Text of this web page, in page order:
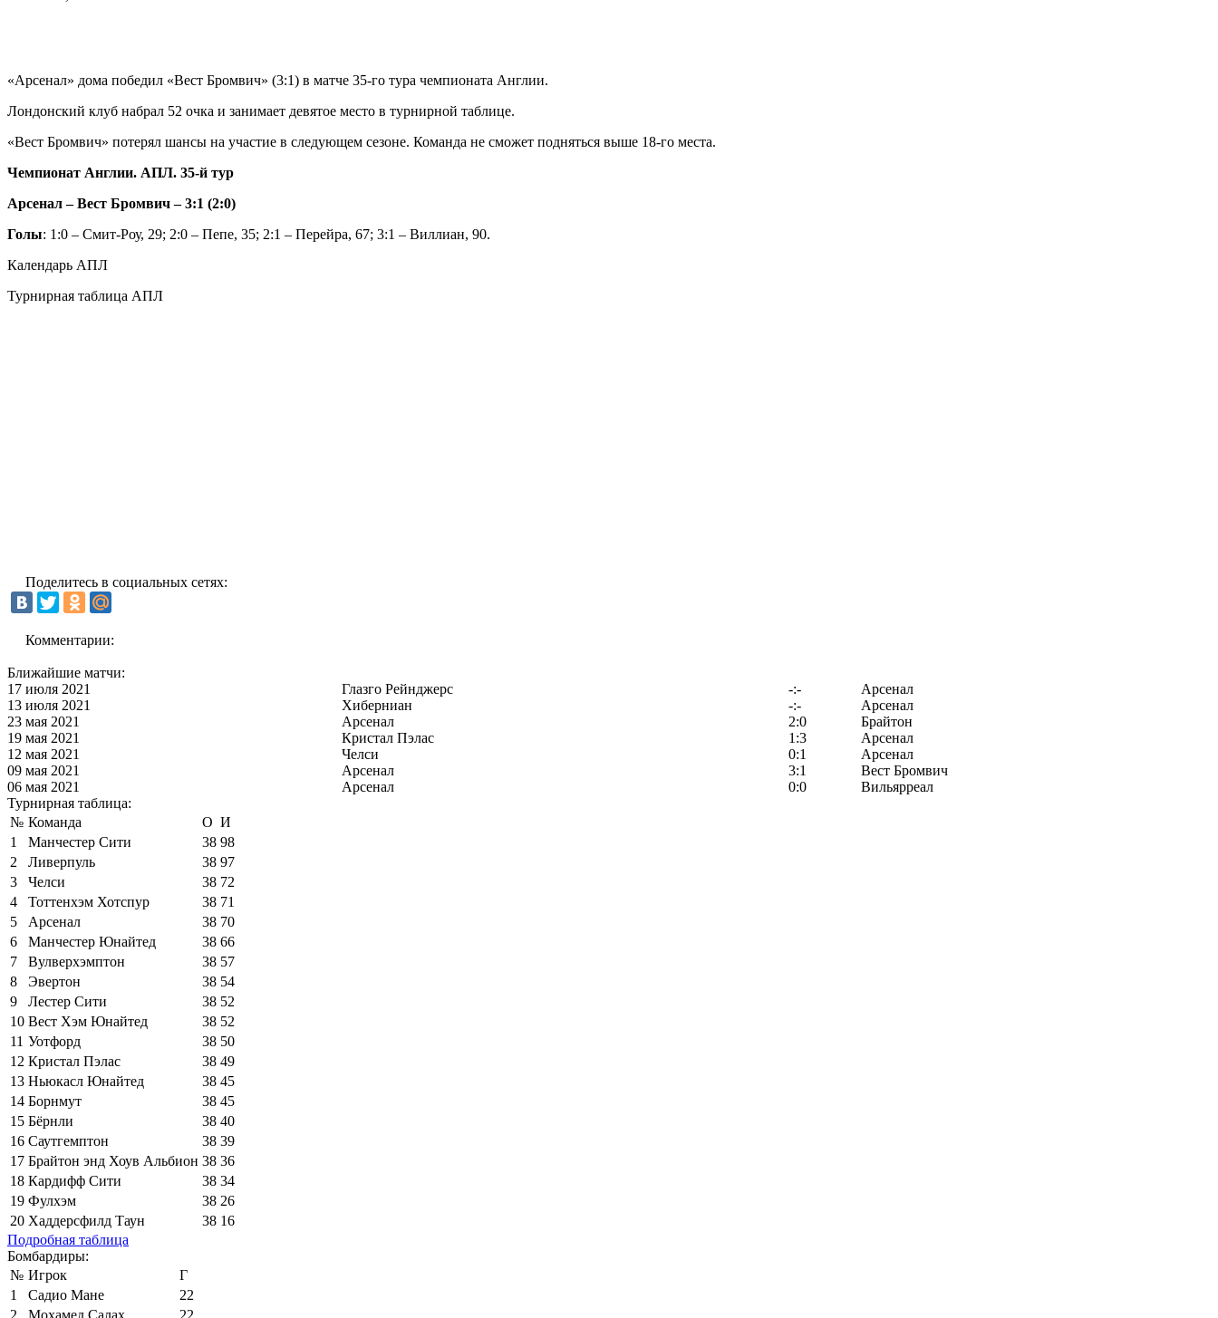
«Арсенал» дома победил «Вест Бромвич» (3:1) в матче 35-го тура чемпионата Англии.
Лондонский клуб набрал 52 очка и занимает девятое место в турнирной таблице.
«Вест Бромвич» потерял шансы на участие в следующем сезоне. Команда не сможет подняться выше 18-го места.
Чемпионат Англии. АПЛ. 35-й тур
Арсенал – Вест Бромвич – 3:1 (2:0)
Голы: 1:0 – Смит-Роу, 29; 2:0 – Пепе, 35; 2:1 – Перейра, 67; 3:1 – Виллиан, 90.
Календарь АПЛ
Турнирная таблица АПЛ
Поделитесь в социальных сетях:
Комментарии:
Ближайшие матчи:
17 июля 2021
Глазго Рейнджерс -:-
Арсенал
13 июля 2021
Хиберниан -:-
Арсенал
23 мая 2021
Арсенал 2:0
Брайтон
19 мая 2021
Кристал Пэлас 1:3
Арсенал
12 мая 2021
Челси 0:1
Арсенал
09 мая 2021
Арсенал 3:1
Вест Бромвич
06 мая 2021
Арсенал 0:0
Вильярреал
Турнирная таблица:
№ Команда О И
1
Манчестер Сити 38 98
2
Ливерпуль 38 97
3
Челси 38 72
4
Тоттенхэм Хотспур 38 71
5
Арсенал 38 70
6
Манчестер Юнайтед 38 66
7
Вулверхэмптон 38 57
8
Эвертон 38 54
9
Лестер Сити 38 52
10 Вест Хэм Юнайтед 38 52
11 Уотфорд 38 50
12 Кристал Пэлас 38 49
13 Ньюкасл Юнайтед 38 45
14 Борнмут 38 45
15 Бёрнли 38 40
16 Саутгемптон 38 39
17 Брайтон энд Хоув Альбион 38 36
18 Кардифф Сити 38 34
19 Фулхэм 38 26
20 Хаддерсфилд Таун 38 16
Подробная таблица
Бомбардиры:
№ Игрок
Г
1
Садио Мане
22
2
Мохамед Салах
22